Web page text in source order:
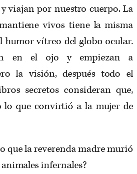
viajan por nuestro cuerpo. La
vivos tiene la misma
humor vítreo del globo ocular.
en el ojo y empiezan a
la visión, después todo el
secretos consideran que,
lo que convirtió a la mujer de
que la reverenda madre murió
infernales?